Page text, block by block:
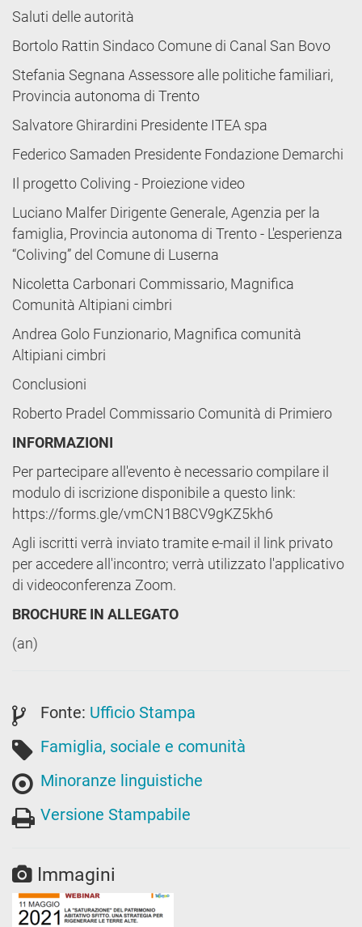
Saluti delle autorità
Bortolo Rattin Sindaco Comune di Canal San Bovo
Stefania Segnana Assessore alle politiche familiari,
Provincia autonoma di Trento
Salvatore Ghirardini Presidente ITEA spa
Federico Samaden Presidente Fondazione Demarchi
Il progetto Coliving - Proiezione video
Luciano Malfer Dirigente Generale, Agenzia per la
famiglia, Provincia autonoma di Trento - L'esperienza
“Coliving” del Comune di Luserna
Nicoletta Carbonari Commissario, Magnifica
Comunità Altipiani cimbri
Andrea Golo Funzionario, Magnifica comunità
Altipiani cimbri
Conclusioni
Roberto Pradel Commissario Comunità di Primiero
INFORMAZIONI
Per partecipare all'evento è necessario compilare il
modulo di iscrizione disponibile a questo link:
https://forms.gle/vmCN1B8CV9gKZ5kh6
Agli iscritti verrà inviato tramite e-mail il link privato
per accedere all'incontro; verrà utilizzato l'applicativo
di videoconferenza Zoom.
BROCHURE IN ALLEGATO
(an)
Fonte: Ufficio Stampa
Famiglia, sociale e comunità
Minoranze linguistiche
Versione Stampabile
Immagini